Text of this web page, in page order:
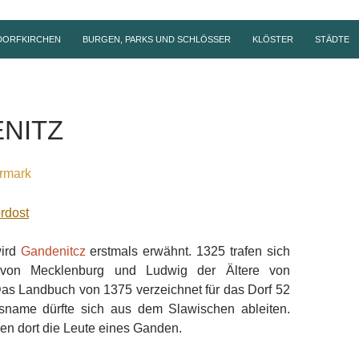
BURGEN, PARKS UND SCHLÖSSER KLÖSTER STÄDTE
Gandenitcz erstmals erwähnt. 1325 trafen sich
Mecklenburg und Ludwig der Ältere von
Landbuch von 1375 verzeichnet für das Dorf 52
dürfte sich aus dem Slawischen ableiten.
dort die Leute eines Ganden.